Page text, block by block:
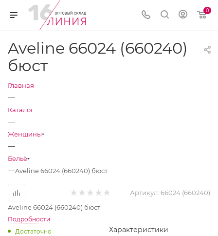
0
Aveline 66024 (660240)
бюст
Главная
—
Каталог
—
Женщины
—
Бельё
—Aveline 66024 (660240) бюст
Артикул: 66024 (660240)
Aveline 66024 (660240) бюст
Подробности
Достаточно
Характеристики